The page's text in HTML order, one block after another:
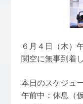
６月４日（木）
関空に無事到着
本日のスケジュ
午前中：休息（仮